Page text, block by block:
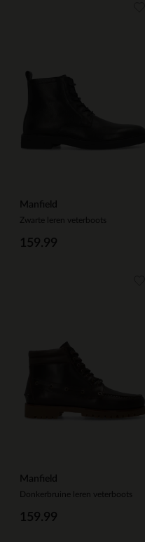
Manfield
Zwarte leren veterboots
159.99
Manfield
Donkerbruine leren veterboots
159.99